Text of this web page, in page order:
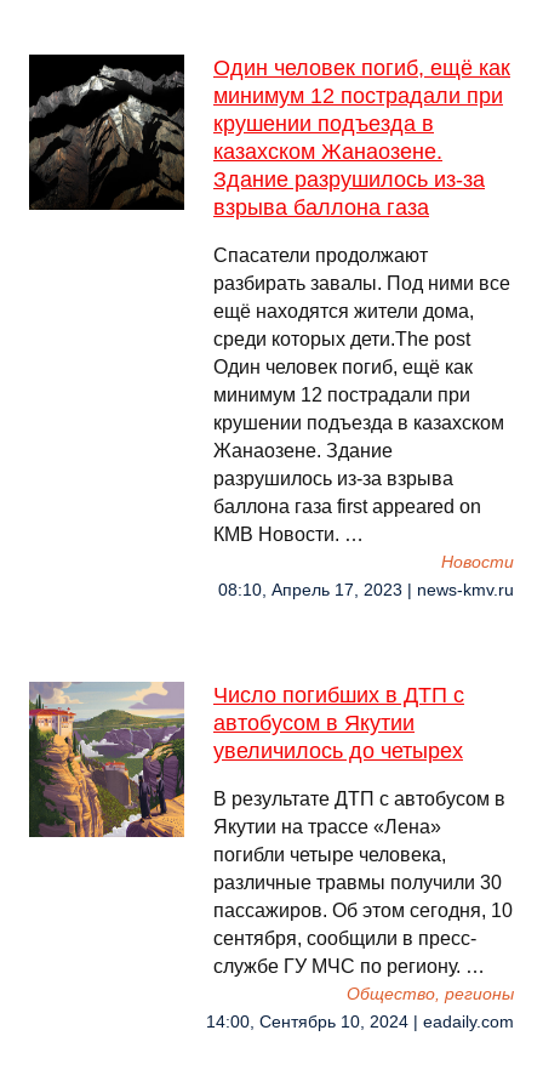
Один человек погиб, ещё как
минимум 12 пострадали при
крушении подъезда в
казахском Жанаозене.
Здание разрушилось из-за
взрыва баллона газа
Спасатели продолжают
разбирать завалы. Под ними все
ещё находятся жители дома,
среди которых дети.The post
Один человек погиб, ещё как
минимум 12 пострадали при
крушении подъезда в казахском
Жанаозене. Здание
разрушилось из-за взрыва
баллона газа first appeared on
КМВ Новости. …
Новости
08:10, Апрель 17, 2023 | news-kmv.ru
Число погибших в ДТП с
автобусом в Якутии
увеличилось до четырех
В результате ДТП с автобусом в
Якутии на трассе «Лена»
погибли четыре человека,
различные травмы получили 30
пассажиров. Об этом сегодня, 10
сентября, сообщили в пресс-
службе ГУ МЧС по региону. …
Общество, регионы
14:00, Сентябрь 10, 2024 | eadaily.com